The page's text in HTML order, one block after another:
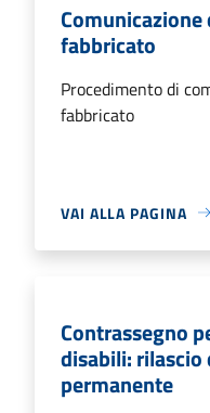
Comunicazione
fabbricato
Procedimento di
fabbricato
VAI ALLA PAGINA
Contrassegno
disabili: rilascio
permanente